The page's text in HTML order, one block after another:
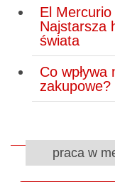
El
Najstarsza
świata
Co
praca w